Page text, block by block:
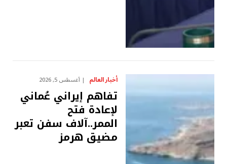
أخبار العالم أغسطس 5, 2026
تفاهم إيراني عُماني
لإعادة فتح
الممر..آلاف سفن تعبر
مضيق هرمز